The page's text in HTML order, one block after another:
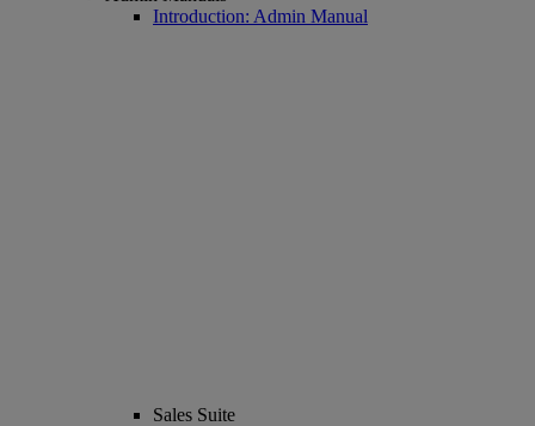
Introduction: Admin Manual
Sales Suite